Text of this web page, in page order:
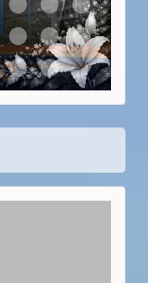
Item 7Item 8Item 9Item 10
17
Item 18Item 19Item 20
26
Item 27Item 28